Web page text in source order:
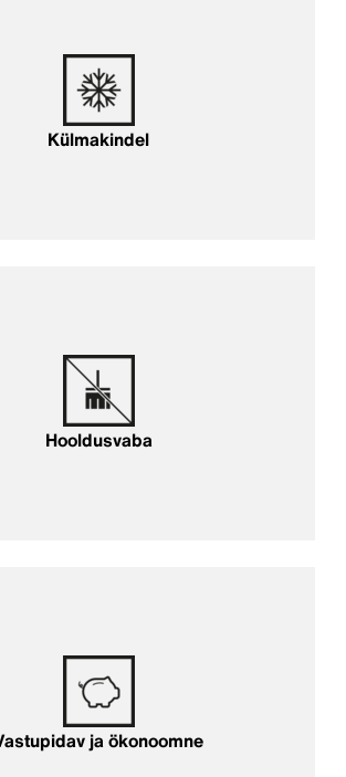
Külmakindel
Hooldusvaba
ja ökonoomne